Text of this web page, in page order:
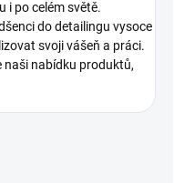
i po celém světě.
do detailingu vysoce
svoji vášeň a práci.
naši nabídku produktů,